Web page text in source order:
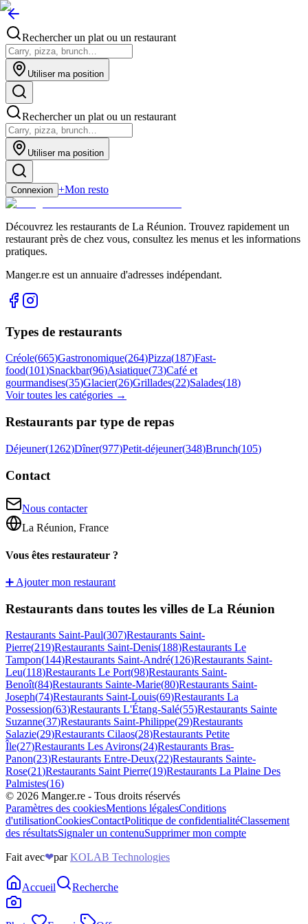
Rechercher un plat ou un restaurant
Utiliser ma position
Rechercher un plat ou un restaurant
Utiliser ma position
Connexion +Mon resto
Découvrez les restaurants de La Réunion. Trouvez rapidement un
restaurant près de chez vous, consultez les menus et les informations
pratiques.
Manger.re est un annuaire d'adresses indépendant.
Types de restaurants
Créole(665)Gastronomique(264)Pizza(187)Fast-
food(101)Snackbar(96)Asiatique(73)Café et
gourmandises(35)Glacier(26)Grillades(22)Salades(18)
Voir toutes les catégories →
Restaurants par type de repas
Déjeuner(1262)Dîner(977)Petit-déjeuner(348)Brunch(105)
Contact
Nous contacter
La Réunion, France
Vous êtes restaurateur ?
➕ Ajouter mon restaurant
Restaurants dans toutes les villes de La Réunion
Restaurants Saint-Paul(307)Restaurants Saint-
Pierre(219)Restaurants Saint-Denis(188)Restaurants Le
Tampon(144)Restaurants Saint-André(126)Restaurants Saint-
Leu(118)Restaurants Le Port(98)Restaurants Saint-
Benoît(84)Restaurants Sainte-Marie(80)Restaurants Saint-
Joseph(74)Restaurants Saint-Louis(69)Restaurants La
Possession(63)Restaurants L'Étang-Salé(55)Restaurants Sainte
Suzanne(37)Restaurants Saint-Philippe(29)Restaurants
Salazie(29)Restaurants Cilaos(28)Restaurants Petite
Île(27)Restaurants Les Avirons(24)Restaurants Bras-
Panon(23)Restaurants Entre-Deux(22)Restaurants Sainte-
Rose(21)Restaurants Saint Pierre(19)Restaurants La Plaine Des
Palmistes(16)
© 2026 Manger.re - Tous droits réservés
Paramètres des cookiesMentions légalesConditions
d'utilisationCookiesContactPolitique de confidentialitéClassement
des résultatsSignaler un contenuSupprimer mon compte
Fait avec❤par KOLAB Technologies
Accueil Recherche